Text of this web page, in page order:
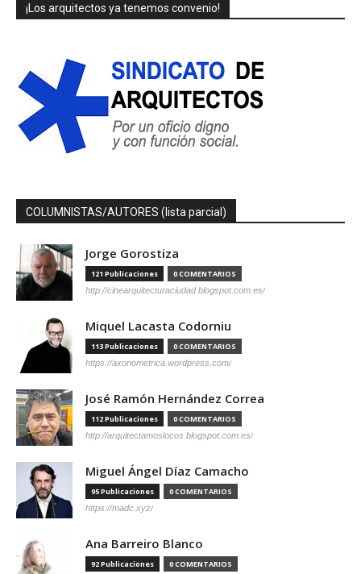
¡Los arquitectos ya tenemos convenio!
COLUMNISTAS/AUTORES (lista parcial)
Jorge Gorostiza
121 Publicaciones 0 COMENTARIOS
http://cinearquitecturaciudad.blogspot.com.es/
Miquel Lacasta Codorniu
113 Publicaciones 0 COMENTARIOS
https://axonometrica.wordpress.com/
José Ramón Hernández Correa
112 Publicaciones 0 COMENTARIOS
http://arquitectamoslocos.blogspot.com.es/
Miguel Ángel Díaz Camacho
95 Publicaciones 0 COMENTARIOS
https://madc.xyz/
Ana Barreiro Blanco
92 Publicaciones 0 COMENTARIOS